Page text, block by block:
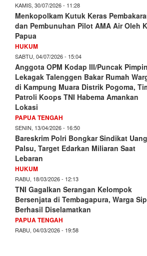
KAMIS, 30/07/2026 - 11:28
Menkopolkam Kutuk Keras
dan Pembunuhan Pilot AMA Air Oleh
Papua
HUKUM
SABTU, 04/07/2026 - 15:04
Anggota OPM Kodap III/Puncak
Lekagak Talenggen Bakar Rumah
di Kampung Muara Distrik Pogoma,
Patroli Koops TNI Habema Amankan
Lokasi
PAPUA TENGAH
SENIN, 13/04/2026 - 16:50
Bareskrim Polri Bongkar Sindikat Uang
Palsu, Target Edarkan Miliaran Saat
Lebaran
HUKUM
RABU, 18/03/2026 - 12:13
TNI Gagalkan Serangan Kelompok
Bersenjata di Tembagapura, Warga
Berhasil Diselamatkan
PAPUA TENGAH
RABU, 04/03/2026 - 19:58